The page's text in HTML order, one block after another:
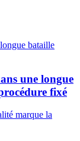
une longue
fixé